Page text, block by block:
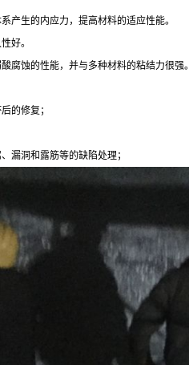
系产生的内应力，提高材料的适应性能。
久性好。
腐蚀的性能，并与多种材料的粘结力很强。
的修复；
漏洞和露筋等的缺陷处理；